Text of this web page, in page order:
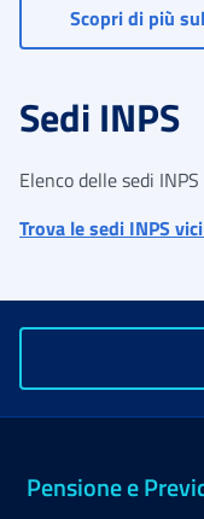
Scopri di più
Sedi INPS
Elenco delle sedi
Trova le sedi INPS
Pensione e